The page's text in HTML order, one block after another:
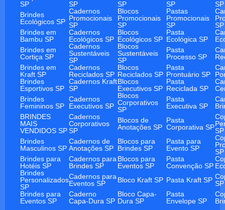
SP
SP
SP
SP
SP
Brindes
Ecológicos SP
Cadernos
Promocionais
SP
Blocos
Promocionais
SP
Pastas
Promocionais
SP
SP
Brindes em
Bambu SP
Cadernos
Ecológicos SP
Blocos
Ecológicos SP
Pasta
Ecológica SP
Brindes em
Cortiça SP
Cadernos
Sustentáveis
SP
Blocos
Sustentáveis
SP
Pasta
Processo SP
Brindes em
Kraft SP
Cadernos
Reciclados SP
Blocos
Reciclados SP
Pasta
Prontuário SP
Brindes
Esportivos SP
Cadernos Kraft
SP
Blocos
Executivos SP
Pasta
Reciclada SP
Brindes
Femininos SP
Cadernos
Executivos SP
Blocos
Corporativos
SP
Pasta
Executiva SP
BRINDES
MAIS
VENDIDOS SP
Cadernos
Corporativos
SP
Blocos de
Anotações SP
Pasta
Corporativa SPSP
Brindes
Masculinos SP
Cadernos de
Anotações SP
Blocos para
Brindes SP
Pasta para
Evento SP
SP
Brindes para
Hotéis SP
Cadernos para
Brindes SP
Blocos para
Eventos SP
Pasta
Convenção SP
Brindes
Personalizados
SP
Cadernos para
Eventos SP
Bloco Kraft SP Pasta Kraft SP SP
Brindes para
Eventos SP
Caderno
Capa-Dura SP
Bloco Capa-
Dura SP
Pasta
Envelope SP